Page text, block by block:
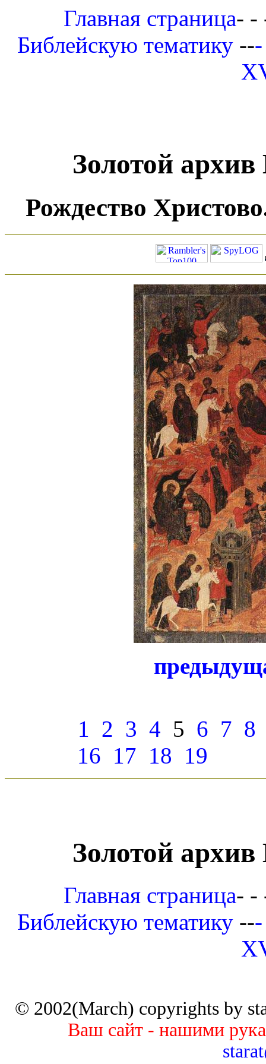
Главная страница- -
Библейскую тематику --
Золотой
Рождество
1 2 3 4 5 6 7 8
16 17 18 19
Золотой
Главная страница- -
Библейскую тематику --
© 2002(March) copyrights by
Ваш сайт - нашими